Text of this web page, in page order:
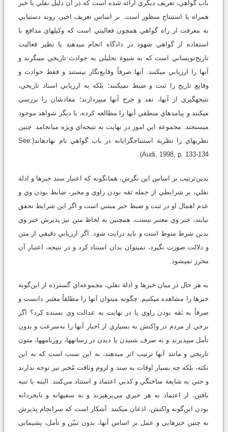
باب گواهي، تعريف ديگري ارائه شده است که در آن دليل نقلي يا خبر
همراه با استنتاج منظور است. بر اساس تعريف اخير، روند دستيابي
به معرفت از راه گواهي همچون فعاليتي است که وکيل‏هاي مدافع با
استفاده از گواهي شهود در دادگاه انجام مي‏دهند يا نظير فعاليت
تاريخ‌نويساني است که به شيوة تحليلي به حوادث تاريخي مي‏نگرند و
آنها را ارزيابي مي‏کنند. آنها صرفاً وقايع‌نگار نيستند و فقط حوادث و
وقايع تاريخ را ثبت و ضبط نمي‏کنند؛ بلکه به ارزيابي اسناد تاريخي،
نتيجه‏گيري از آنها، نقد و جرح آنها مي‏پردازند؛ مفادشان را بررسي
مي‏کنند و پيامدهاي منطقي آنها را مطالعه کرده، با ديگر شواهد موجود
مي‏سنجند. مجموعة اين امور در نهايت به نتيجه‌اي ويژه مي‏انجامد. چنين
نظريه‏اي را نظرية استنتاج‏گرايانه در باب گواهي نام نهاده‏اند(See:
Audi, 1998, p. 133-134).
بدين‌ترتيب بر اساس اين نگرش، همان‏گونه که اعتبار سند خبرها و ادلة
نقلي، بر شرايطي از جمله ثقه ‏بودن راوي و مخبر، ضابط بودن وي و
عدم اهمال او در ثبت و ضبط خبر مبتني است و اگر اين شرايط تحقق
نيابند، خبر وي معتبر نيست، همچنين به لحاظ متن نيز پذيرش خبر وي
بدين شرط منوط است و بايد درايت شود. اگر ارزيابي دقيقي از متن
و دلالت صورت نگيرد، نمي‏توان بدان استناد کرد و در نتيجه، اعتبار آن
محرز نمي‏شود.
به هر حال در ميان خبر‏ها و ادلة نقلي، مجموعه‌اي گسترده از اين‌گونه
خبرها را مشاهده مي‏کنيم. چگونه مي‏توان آنها را مطلقاً معتبر دانست و
صرفاً به ثقه ‏بودن راوي يا در نهايت به عدالت وي بسنده کرد؟ اگر
برخي از مردم در واکنش به بسياري از اخبار آنها را به‌سرعت و بدون
تأمل مي‏پذيرند و به صرف شنيدن يا ديدن در رسانه‏ها، روزنامه‏ها، متون
تاريخي و مانند آنها ترتيب اثر مي‏دهند، به اين سبب است که به اين
‏نکته، بلکه چه بسيار اوقات به سند و لزوم وثاقت مُخبر نيز توجه ندارند
و حتي به شايعة ساختگي و کذبي اعتماد و استناد مي‌کنند. البته با تنبه‏
يافتن، از اعتماد به هر خبري مي‌پرهيزند و به سفيهانه و نابخردانه
‏بودن اين‌گونه واکنش، اذعان مي‏کنند. آشکار است که سرانجام پذيرش
به چنين خبرهايي و عمل بر اساس آنها، بدون تبيّن و تأمل، پشيماني